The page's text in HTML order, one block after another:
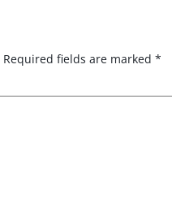
Required fields are marked *